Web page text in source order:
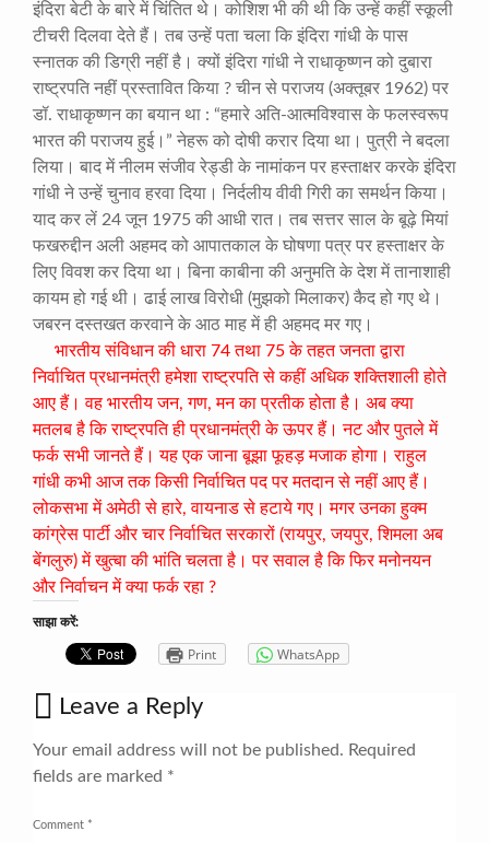
इंदिरा बेटी के बारे में चिंतित थे। कोशिश भी की थी कि उन्हें कहीं स्कूली
टीचरी दिलवा देते हैं। तब उन्हें पता चला कि इंदिरा गांधी के पास
स्नातक की डिग्री नहीं है। क्यों इंदिरा गांधी ने राधाकृष्णन को दुबारा
राष्ट्रपति नहीं प्रस्तावित किया ? चीन से पराजय (अक्तूबर 1962) पर
डॉ. राधाकृष्णन का बयान था : “हमारे अति-आत्मविश्वास के फलस्वरूप
भारत की पराजय हुई।” नेहरू को दोषी करार दिया था। पुत्री ने बदला
लिया। बाद में नीलम संजीव रेड्डी के नामांकन पर हस्ताक्षर करके इंदिरा
गांधी ने उन्हें चुनाव हरवा दिया। निर्दलीय वीवी गिरी का समर्थन किया।
याद कर लें 24 जून 1975 की आधी रात। तब सत्तर साल के बूढ़े मियां
फखरुद्दीन अली अहमद को आपातकाल के घोषणा पत्र पर हस्ताक्षर के
लिए विवश कर दिया था। बिना काबीना की अनुमति के देश में तानाशाही
कायम हो गई थी। ढाई लाख विरोधी (मुझको मिलाकर) कैद हो गए थे।
जबरन दस्तखत करवाने के आठ माह में ही अहमद मर गए।
भारतीय संविधान की धारा 74 तथा 75 के तहत जनता द्वारा
निर्वाचित प्रधानमंत्री हमेशा राष्ट्रपति से कहीं अधिक शक्तिशाली होते
आए हैं। वह भारतीय जन, गण, मन का प्रतीक होता है। अब क्या
मतलब है कि राष्ट्रपति ही प्रधानमंत्री के ऊपर हैं। नट और पुतले में
फर्क सभी जानते हैं। यह एक जाना बूझा फूहड़ मजाक होगा। राहुल
गांधी कभी आज तक किसी निर्वाचित पद पर मतदान से नहीं आए हैं।
लोकसभा में अमेठी से हारे, वायनाड से हटाये गए। मगर उनका हुक्म
कांग्रेस पार्टी और चार निर्वाचित सरकारों (रायपुर, जयपुर, शिमला अब
बेंगलुरु) में खुत्बा की भांति चलता है। पर सवाल है कि फिर मनोनयन
और निर्वाचन में क्या फर्क रहा ?
साझा करें:
Print WhatsApp
Leave a Reply
Your email address will not be published. Required
fields are marked *
Comment *